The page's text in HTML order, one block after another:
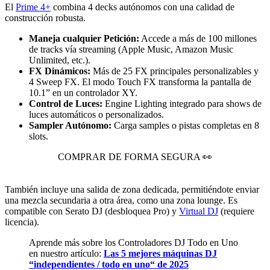
El Prime 4+ combina 4 decks autónomos con una calidad de
construcción robusta.
Maneja cualquier Petición: Accede a más de 100 millones
de tracks vía streaming (Apple Music, Amazon Music
Unlimited, etc.).
FX Dinámicos: Más de 25 FX principales personalizables y
4 Sweep FX. El modo Touch FX transforma la pantalla de
10.1” en un controlador XY.
Control de Luces: Engine Lighting integrado para shows de
luces automáticos o personalizados.
Sampler Autónomo: Carga samples o pistas completas en 8
slots.
COMPRAR DE FORMA SEGURA 👀
También incluye una salida de zona dedicada, permitiéndote enviar
una mezcla secundaria a otra área, como una zona lounge. Es
compatible con Serato DJ (desbloquea Pro) y Virtual DJ (requiere
licencia).
Aprende más sobre los Controladores DJ Todo en Uno
en nuestro artículo: Las 5 mejores máquinas DJ
“independientes / todo en uno“ de 2025